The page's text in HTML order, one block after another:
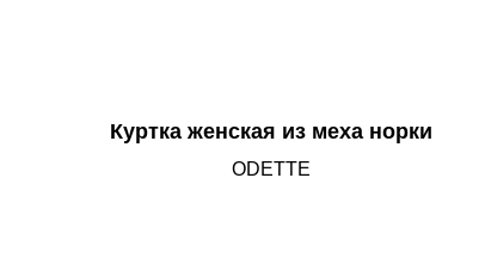
Куртка женская из меха норки
ODETTE